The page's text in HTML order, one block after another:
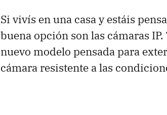
Si vivís en una casa y estáis
buena opción son las cámaras
nuevo modelo pensada para
cámara resistente a las